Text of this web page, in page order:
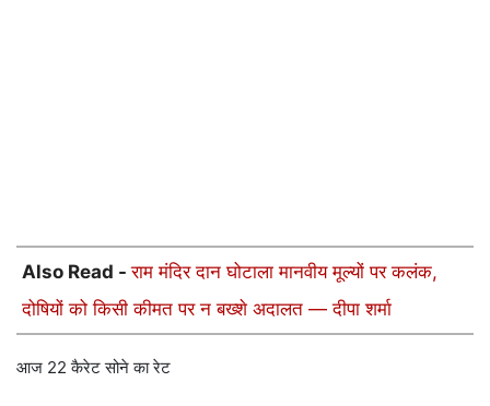
Also Read -राम मंदिर दान घोटाला मानवीय मूल्यों पर कलंक,
दोषियों को किसी कीमत पर न बख्शे अदालत — दीपा शर्मा
आज 22 कैरेट सोने का रेट